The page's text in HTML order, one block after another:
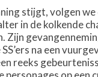
stijgt, volgen
in de kolkende
Zijn
na een
reeks